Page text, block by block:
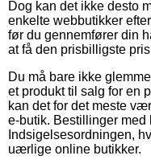
Dog kan det ikke desto
enkelte webbutikker
før du gennemfører din
at få den prisbilligste
Du må bare ikke
et produkt til salg for en
kan det for det meste
e-butik. Bestillinger med
Indsigelsesordningen,
uærlige online butikker.